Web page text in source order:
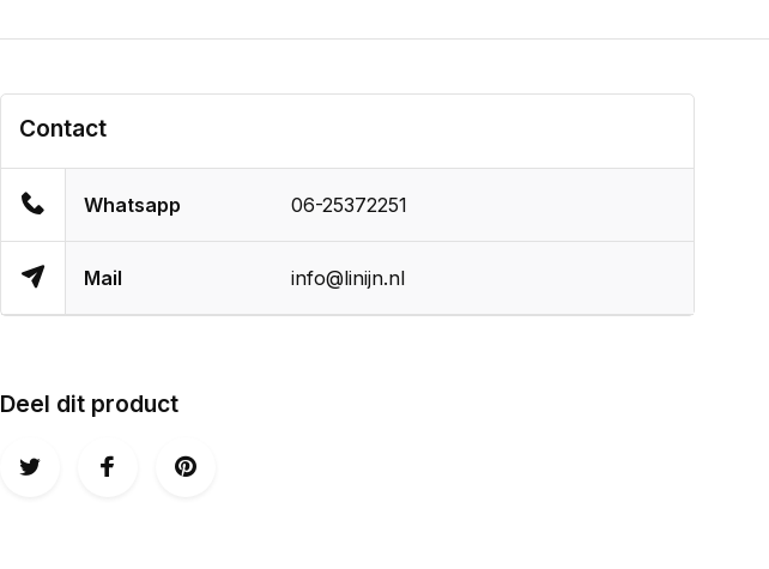
Contact
Whatsapp 06-25372251
Mail info@linijn.nl
Deel dit product